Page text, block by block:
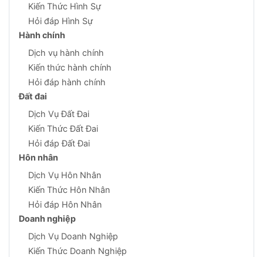
Kiến Thức Hình Sự
Hỏi đáp Hình Sự
Hành chính
Dịch vụ hành chính
Kiến thức hành chính
Hỏi đáp hành chính
Đất đai
Dịch Vụ Đất Đai
Kiến Thức Đất Đai
Hỏi đáp Đất Đai
Hôn nhân
Dịch Vụ Hôn Nhân
Kiến Thức Hôn Nhân
Hỏi đáp Hôn Nhân
Doanh nghiệp
Dịch Vụ Doanh Nghiệp
Kiến Thức Doanh Nghiệp